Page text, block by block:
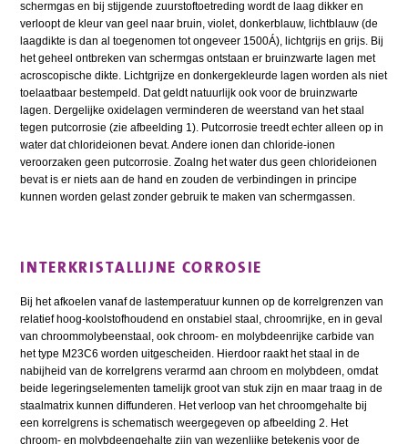
schermgas en bij stijgende zuurstoftoetreding wordt de laag dikker en
verloopt de kleur van geel naar bruin, violet, donkerblauw, lichtblauw (de
laagdikte is dan al toegenomen tot ongeveer 1500Á), lichtgrijs en grijs. Bij
het geheel ontbreken van schermgas ontstaan er bruinzwarte lagen met
acroscopische dikte. Lichtgrijze en donkergekleurde lagen worden als niet
toelaatbaar bestempeld. Dat geldt natuurlijk ook voor de bruinzwarte
lagen. Dergelijke oxidelagen verminderen de weerstand van het staal
tegen putcorrosie (zie afbeelding 1). Putcorrosie treedt echter alleen op in
water dat chlorideionen bevat. Andere ionen dan chloride-ionen
veroorzaken geen putcorrosie. Zoalng het water dus geen chlorideionen
bevat is er niets aan de hand en zouden de verbindingen in principe
kunnen worden gelast zonder gebruik te maken van schermgassen.
INTERKRISTALLIJNE CORROSIE
Bij het afkoelen vanaf de lastemperatuur kunnen op de korrelgrenzen van
relatief hoog-koolstofhoudend en onstabiel staal, chroomrijke, en in geval
van chroommolybeenstaal, ook chroom- en molybdeenrijke carbide van
het type M23C6 worden uitgescheiden. Hierdoor raakt het staal in de
nabijheid van de korrelgrens verarmd aan chroom en molybdeen, omdat
beide legeringselementen tamelijk groot van stuk zijn en maar traag in de
staalmatrix kunnen diffunderen. Het verloop van het chroomgehalte bij
een korrelgrens is schematisch weergegeven op afbeelding 2. Het
chroom- en molybdeengehalte zijn van wezenlijke betekenis voor de